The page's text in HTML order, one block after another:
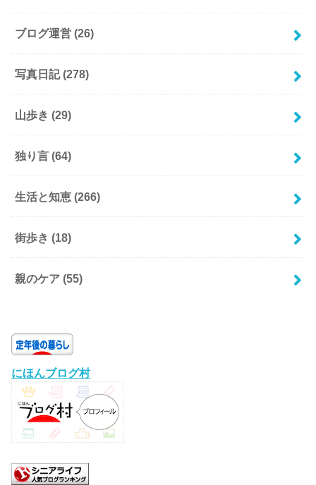
ブログ運営(26)
写真日記(278)
山歩き(29)
独り言(64)
生活と知恵(266)
街歩き(18)
親のケア(55)
にほんブログ村